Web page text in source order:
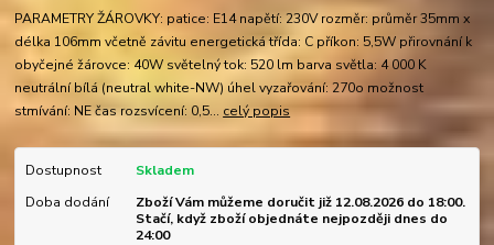
PARAMETRY ŽÁROVKY: patice: E14 napětí: 230V rozměr: průměr 35mm x
délka 106mm včetně závitu energetická třída: C příkon: 5,5W přirovnání k
obyčejné žárovce: 40W světelný tok: 520 lm barva světla: 4 000 K
neutrální bílá (neutral white-NW) úhel vyzařování: 270o možnost
stmívání: NE čas rozsvícení: 0,5... celý popis
Dostupnost
Skladem
Doba dodání
Zboží Vám můžeme doručit již 12.08.2026 do 18:00.
Stačí, když zboží objednáte nejpozději dnes do
24:00